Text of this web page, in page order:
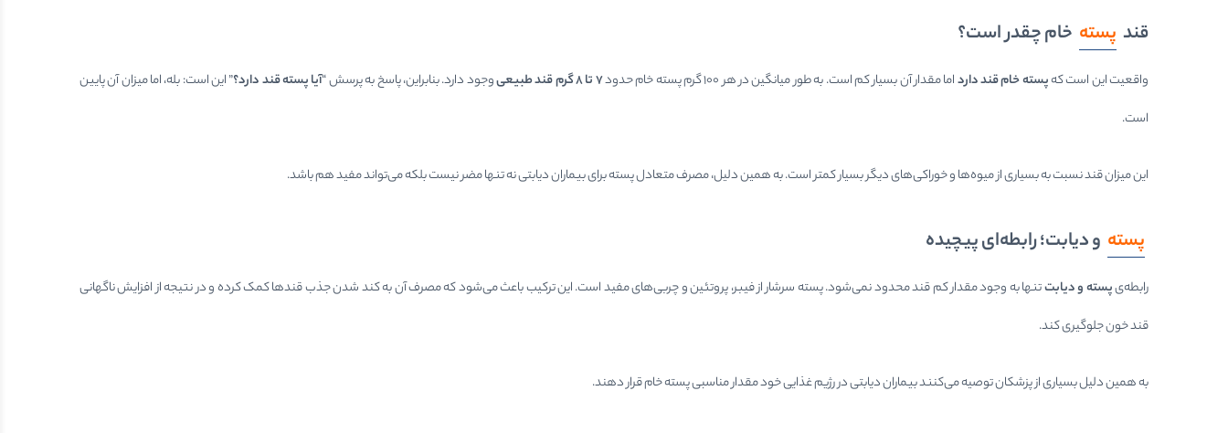
قند پسته خام چقدر است؟
واقعیت این است کهپسته خام قند دارداما مقدار آن بسیار کم است. به طور میانگین در هر ۱۰۰ گرم پسته خام حدود ۷تا۸گرم قند طبیعیوجود دارد. بنابراین، پاسخ به پرسش “آیا پسته قند دارد؟” این است: بله، اما میزان آن پایین
است.
این میزان قند نسبت به بسیاری از میوه‌ها و خوراکی‌های دیگر بسیار کمتر است. به همین دلیل، مصرف متعادل پسته برای بیماران دیابتی نه تنها مضر نیست بلکه می‌تواند مفید هم باشد.
پسته و دیابت؛ رابطه‌ای پیچیده
رابطه‌یپسته و دیابتتنها به وجود مقدار کم قند محدود نمی‌شود. پسته سرشار از فیبر، پروتئین و چربی‌های مفید است. این ترکیب باعث می‌شود که مصرف آن به کند شدن جذب قندها کمک کرده و در نتیجه از افزایش ناگهانی
قند خون جلوگیری کند.
به همین دلیل بسیاری از پزشکان توصیه می‌کنند بیماران دیابتی در رژیم غذایی خود مقدار مناسبی پسته خام قرار دهند.